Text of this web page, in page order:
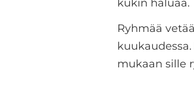
kukin haluaa.
Ryhmää
mukaan sille